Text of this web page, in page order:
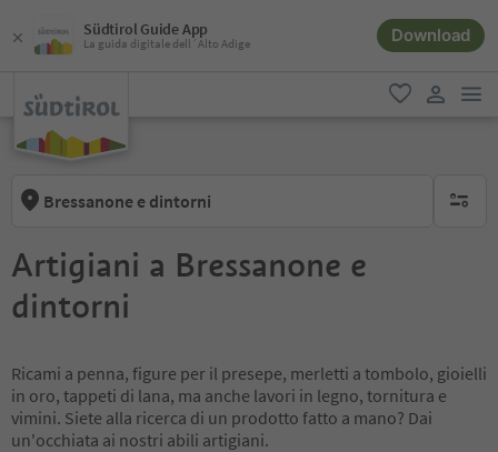
Südtirol Guide App
La guida digitale dell´Alto Adige Download
favoriti
Bressanone e dintorni
Artigiani a Bressanone e
dintorni
Ricami a penna, figure per il presepe, merletti a tombolo, gioielli
in oro, tappeti di lana, ma anche lavori in legno, tornitura e
vimini. Siete alla ricerca di un prodotto fatto a mano? Dai
un'occhiata ai nostri abili artigiani.